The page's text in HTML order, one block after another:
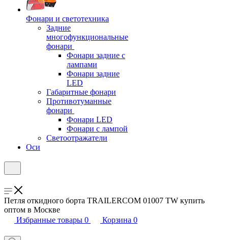
Фонари и светотехника
Задние
многофункциональные
фонари
Фонари задние с
лампами
Фонари задние
LED
Габаритные фонари
Противотуманные
фонари
Фонари LED
Фонари с лампой
Светоотражатели
Оси
Петля откидного борта TRAILERCOM 01007 TW купить
оптом в Москве
Избранные товары 0 Корзина 0